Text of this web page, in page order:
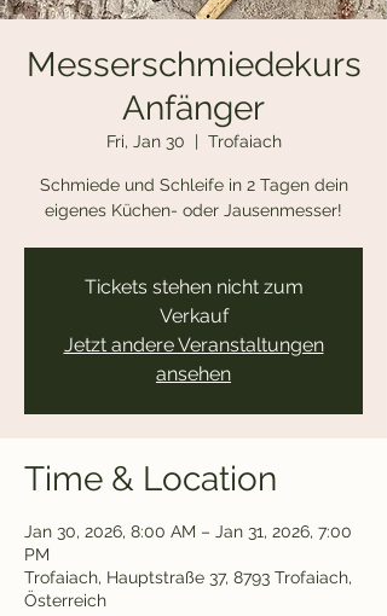
Messerschmiedekurs
Anfänger
Fri, Jan 30
  |
Trofaiach
Schmiede und Schleife in 2 Tagen dein
eigenes Küchen- oder Jausenmesser!
Tickets stehen nicht zum
Verkauf
Jetzt andere Veranstaltungen
ansehen
Time & Location
Jan 30, 2026, 8:00 AM – Jan 31, 2026, 7:00
PM
Trofaiach, Hauptstraße 37, 8793 Trofaiach,
Österreich